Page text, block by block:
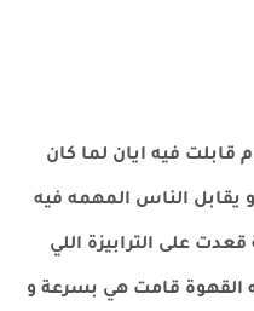
قابلت فيه ايان لما كان
يقابل الناس المهمه فيه
على الترابيزة اللي
القهوة قامت هي بسرعة و